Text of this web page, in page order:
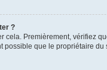
?
cela. Premièrement, vérifiez
possible que le propriétaire